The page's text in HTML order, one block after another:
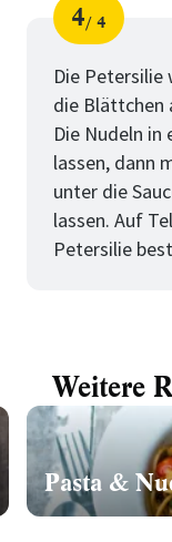
Schritt
4
von
4
Die Petersilie
die Blättchen
Die Nudeln in
lassen, dann
unter die
lassen. Auf
Petersilie
Weitere
Pasta &